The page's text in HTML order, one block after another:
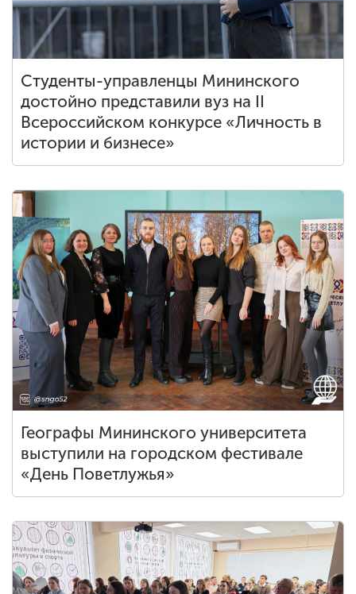
Студенты-управленцы Мининского
достойно представили вуз на II
Всероссийском конкурсе «Личность в
истории и бизнесе»
Географы Мининского университета
выступили на городском фестивале
«День Поветлужья»